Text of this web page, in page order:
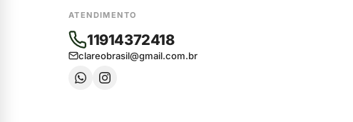
ATENDIMENTO
11914372418
clareobrasil@gmail.com.br